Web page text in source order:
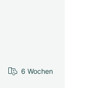
6 Wochen